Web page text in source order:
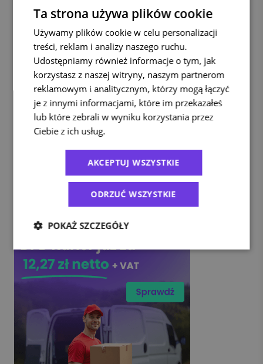
Bez kategorii
E-commerce
(94)
Ekologia
(29)
Porady
Przesyłki zagraniczne
(48)
Raporty
(5)
Usługi kurierskie
(41)
Ta strona używa plików cookie
Używamy plików cookie w celu personalizacji
treści, reklam i analizy naszego ruchu.
Udostępniamy również informacje o tym, jak
korzystasz z naszej witryny, naszym partnerom
reklamowym i analitycznym, którzy mogą łączyć
je z innymi informacjami, które im przekazałeś
lub które zebrali w wyniku korzystania przez
Ciebie z ich usług.
AKCEPTUJ WSZYSTKIE
ODRZUĆ WSZYSTKIE
POKAŻ SZCZEGÓŁY